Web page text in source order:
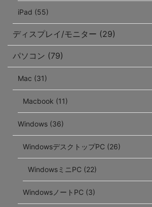
iPad (55)
ディスプレイ/モニター (29)
パソコン (79)
Mac (31)
Macbook (11)
Windows (36)
WindowsデスクトップPC (26)
WindowsミニPC (22)
WindowsノートPC (3)